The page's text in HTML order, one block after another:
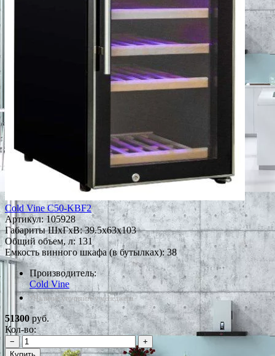
Cold Vine C50-KBF2
Артикул:105928
Габариты ШxГxВ: 39.5x63x103
Общий объем, л: 131
Емкость винного шкафа (в бутылках): 38
Производитель:
Cold Vine
*Наличие уточняйте у менеджера
51300руб.
Кол-во:
−
+